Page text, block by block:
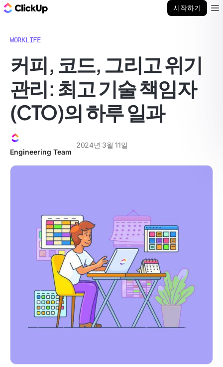
시작하기
WORKLIFE
커피, 코드, 그리고 위기
관리: 최고 기술 책임자
(CTO)의 하루 일과
Engineering Team
2024년 3월 11일